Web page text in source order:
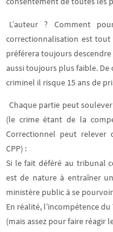
L’auteur ? Comment
correctionnalisation est tout
préférera toujours
aussi toujours plus faible.
criminel il risque 15 ans de
Chaque partie peut
(le crime étant de la
Correctionnel peut relever
CPP) :
Si le fait déféré au tribunal
est de nature à entraîner
ministère public à se
En réalité, l’incompétence
(mais assez pour faire réagir